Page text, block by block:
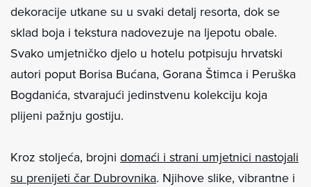
dekoracije utkane su u svaki detalj resorta, dok se
sklad boja i tekstura nadovezuje na ljepotu obale.
Svako umjetničko djelo u hotelu potpisuju hrvatski
autori poput Borisa Bućana, Gorana Štimca i Peruška
Bogdanića, stvarajući jedinstvenu kolekciju koja
plijeni pažnju gostiju.
Kroz stoljeća, brojni domaći i strani umjetnici nastojali
su prenijeti čar Dubrovnika. Njihove slike, vibrantne i